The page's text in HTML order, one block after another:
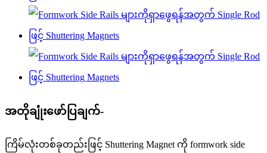
အတိုချုံးဖော်ပြချက်-
ကြိမ်လုံးတစ်ခုတည်းဖြင့် Shuttering Magnet ကို formwork side